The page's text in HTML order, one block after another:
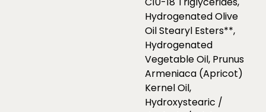
Hydrogenated Olive
Oil Stearyl Esters**,
Hydrogenated
Vegetable Oil, Prunus
Armeniaca (Apricot)
Kernel Oil,
Hydroxystearic /